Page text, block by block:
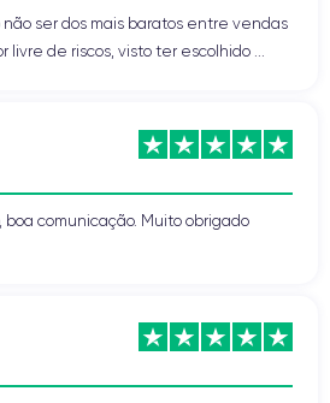
ser dos mais baratos entre vendas
livre de riscos, visto ter escolhido ...
comunicação. Muito obrigado